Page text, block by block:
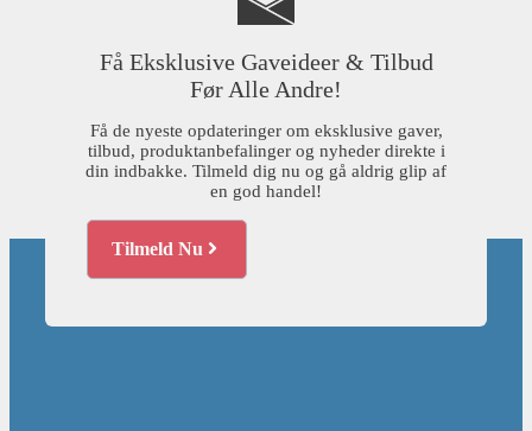
Få Eksklusive Gaveideer & Tilbud
Før Alle Andre!
Få de nyeste opdateringer om eksklusive gaver,
tilbud, produktanbefalinger og nyheder direkte i
din indbakke. Tilmeld dig nu og gå aldrig glip af
en god handel!
Tilmeld Nu